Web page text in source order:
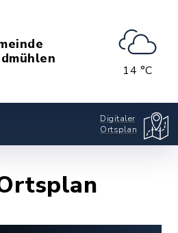
14 °C
Digitaler
Ortsplan